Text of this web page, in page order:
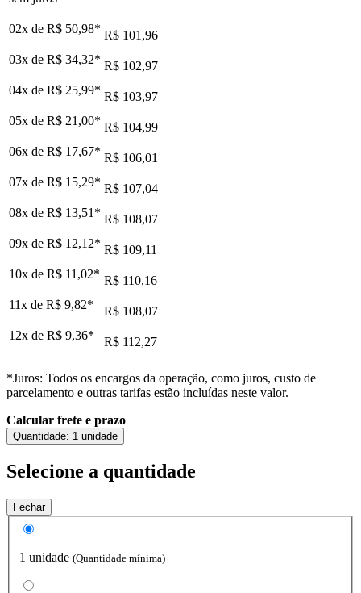
02x de R$ 50,98* R$ 101,96
03x de R$ 34,32* R$ 102,97
04x de R$ 25,99* R$ 103,97
05x de R$ 21,00* R$ 104,99
06x de R$ 17,67* R$ 106,01
07x de R$ 15,29* R$ 107,04
08x de R$ 13,51 * R$ 108,07
09x de R$ 12,12* R$ 109,11
10x de R$ 11,02* R$ 110,16
11x de R$ 9,82*
R$ 108,07
12x de R$ 9,36* R$ 112,27
*Juros: Todos os encargos da operação, como juros, custo de
parcelamento e outras tarifas estão incluídas neste valor.
Calcular frete e prazo
Quantidade: 1 unidade
Selecione a quantidade
Fechar
1 unidade (Quantidade mínima)